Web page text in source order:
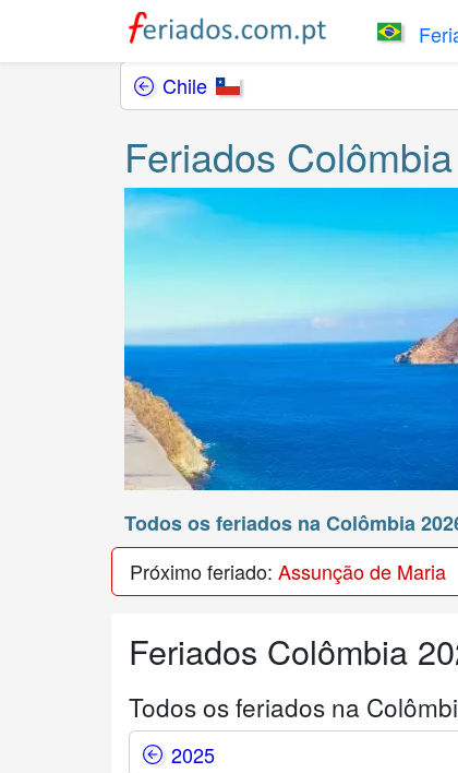
Chile
Feriados Colômbia
Todos os feriados na Colômbia
Próximo feriado: Assunção de Maria
Feriados Colômbia
Todos os feriados na
2025